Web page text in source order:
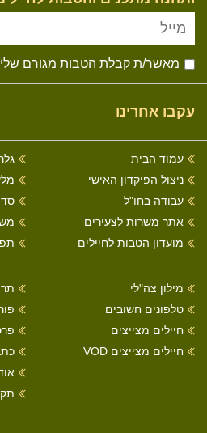
מאשר/ת קבלת הטבות מגורם
עקבו אחרינו
עמוד הבית
ניצול הפיקדון האישי
עבודה בחו"ל
אתר משרות לצעירים
מועדון הטבות לחיילים
מילון צה"לי
טלפונים חשובים
חיילים מצייצים
חיילים מצייצים VOD